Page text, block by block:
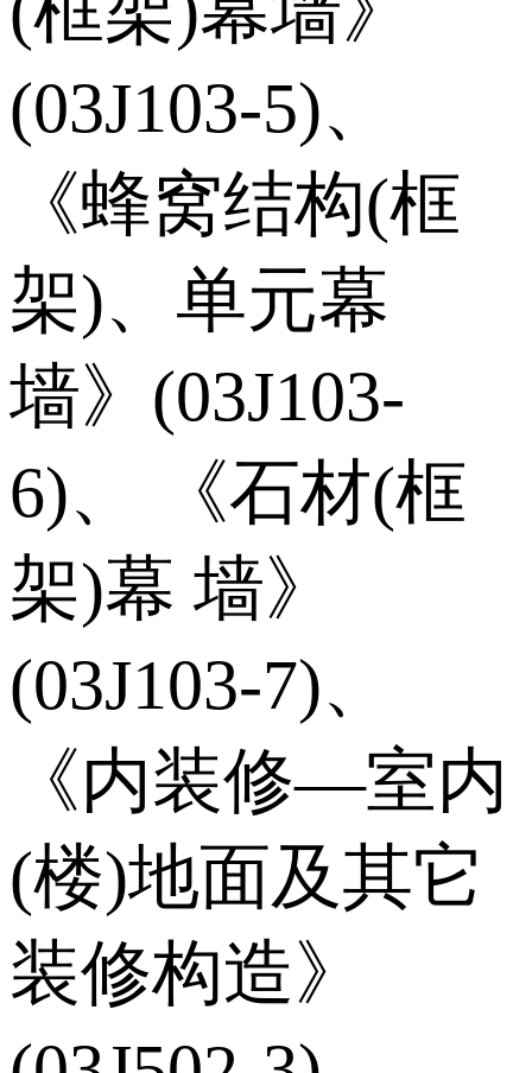
(03J103-5)、
《蜂窝结构(框
架)、单元幕
墙》(03J103-
6)、 《石材(框
架)幕 墙》
(03J103-7)、
《内装修—室内
(楼)地面及其它
装修构造》